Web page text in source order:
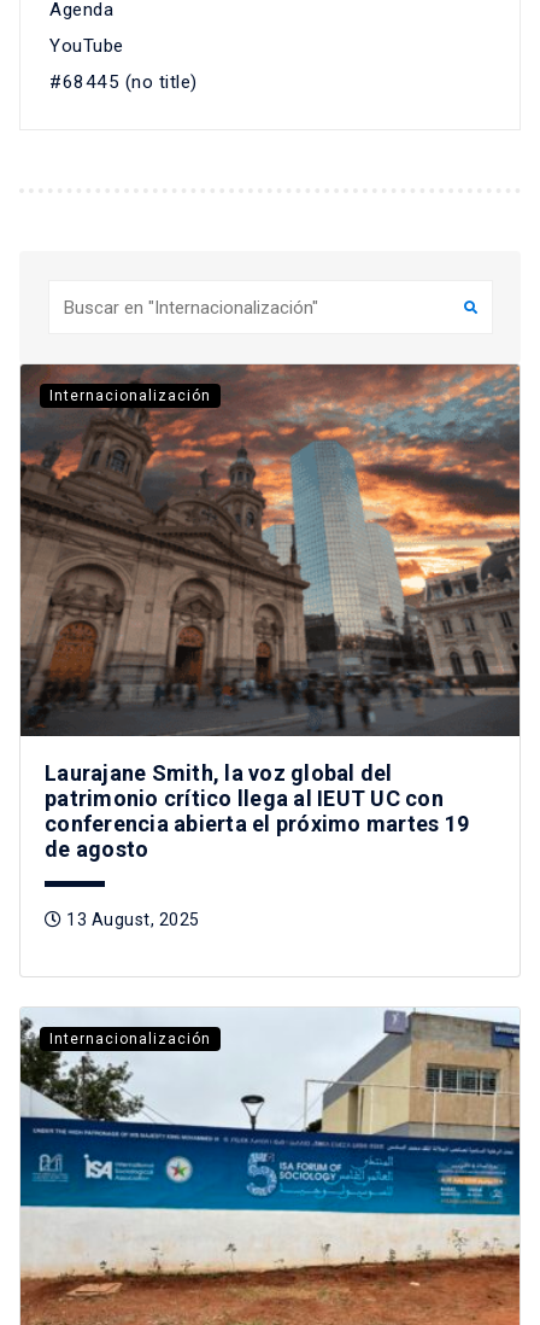
Agenda
YouTube
#68445 (no title)
Internacionalización
Laurajane Smith, la voz global del
patrimonio crítico llega al IEUT UC con
conferencia abierta el próximo martes 19
de agosto
13 August, 2025
Internacionalización